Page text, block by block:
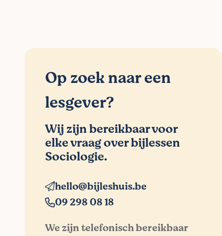
Op zoek naar een
lesgever?
Wij zijn bereikbaar voor
elke vraag over bijlessen
Sociologie.
hello@bijleshuis.be
09 298 08 18
We zijn telefonisch bereikbaar